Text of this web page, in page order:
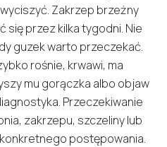
Zakrzep brzeżny
się przez kilka tygodni. Nie
guzek warto przeczekać.
rośnie, krwawi, ma
mu gorączka albo objaw
Przeczekiwanie
zakrzepu, szczeliny lub
postępowania.